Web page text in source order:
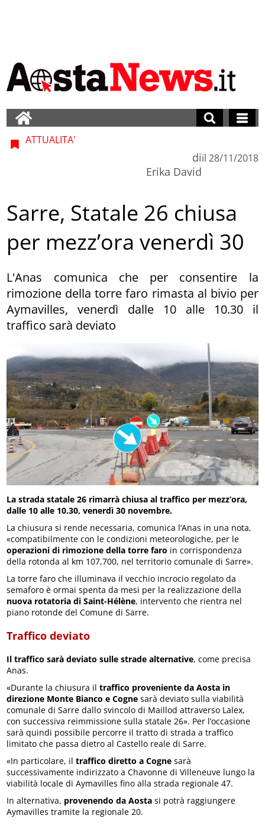
ATTUALITA'
di
Erika David
il 28/11/2018
Sarre, Statale 26 chiusa
per mezz’ora venerdì 30
L'Anas comunica che per consentire la
rimozione della torre faro rimasta al bivio per
Aymavilles, venerdì dalle 10 alle 10.30 il
traffico sarà deviato
La strada statale 26 rimarrà chiusa al traffico per mezz’ora,
dalle 10 alle 10.30, venerdì 30 novembre.
La chiusura si rende necessaria, comunica l’Anas in una nota,
«compatibilmente con le condizioni meteorologiche, per le
operazioni di rimozione della torre faro in corrispondenza
della rotonda al km 107,700, nel territorio comunale di Sarre».
La torre faro che illuminava il vecchio incrocio regolato da
semaforo è ormai spenta da mesi per la realizzazione della
nuova rotatoria di Saint-Hélène, intervento che rientra nel
piano rotonde del Comune di Sarre.
Traffico deviato
Il traffico sarà deviato sulle strade alternative, come precisa
Anas.
«Durante la chiusura iltraffico proveniente da Aosta in
direzione Monte Bianco e Cogne sarà deviato sulla viabilità
comunale di Sarre dallo svincolo di Maillod attraverso Lalex,
con successiva reimmissione sulla statale 26». Per l’occasione
sarà quindi possibile percorre il tratto di strada a traffico
limitato che passa dietro al Castello reale di Sarre.
«In particolare, il traffico diretto a Cogne sarà
successivamente indirizzato a Chavonne di Villeneuve lungo la
viabilità locale di Aymavilles fino alla strada regionale 47.
In alternativa, provenendo da Aosta si potrà raggiungere
Aymavilles tramite la regionale 20.